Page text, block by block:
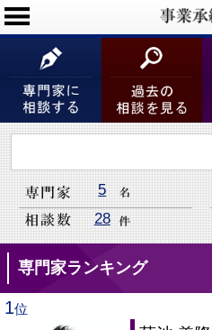
5
28
専門家ランキング
1位